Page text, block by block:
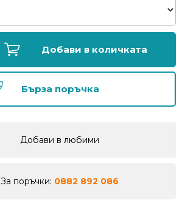
Добави в количката
Бърза поръчка
Добави в любими
За поръчки: 0882 892 086